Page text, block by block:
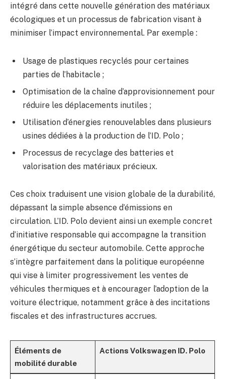
intégré dans cette nouvelle génération des matériaux
écologiques et un processus de fabrication visant à
minimiser l’impact environnemental. Par exemple :
Usage de plastiques recyclés pour certaines
parties de l’habitacle ;
Optimisation de la chaîne d’approvisionnement pour
réduire les déplacements inutiles ;
Utilisation d’énergies renouvelables dans plusieurs
usines dédiées à la production de l’ID. Polo ;
Processus de recyclage des batteries et
valorisation des matériaux précieux.
Ces choix traduisent une vision globale de la durabilité,
dépassant la simple absence d’émissions en
circulation. L’ID. Polo devient ainsi un exemple concret
d’initiative responsable qui accompagne la transition
énergétique du secteur automobile. Cette approche
s’intègre parfaitement dans la politique européenne
qui vise à limiter progressivement les ventes de
véhicules thermiques et à encourager l’adoption de la
voiture électrique, notamment grâce à des incitations
fiscales et des infrastructures accrues.
Éléments de
mobilité durable
Actions Volkswagen ID. Polo